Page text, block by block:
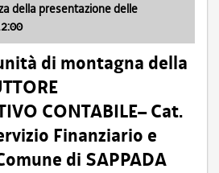
della presentazione delle
di montagna della
CONTABILE– Cat.
Finanziario e
di SAPPADA